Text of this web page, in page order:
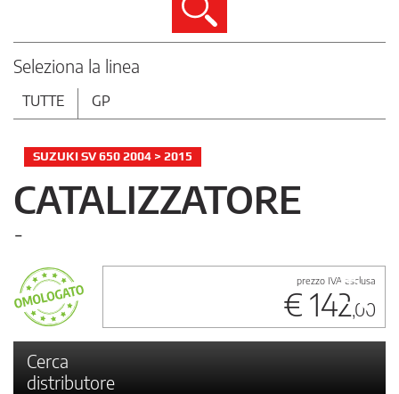
Cerca
Seleziona la linea
TUTTE GP
SUZUKI SV 650 2004 > 2015
CATALIZZATORE
-
prezzo IVA esclusa
€ 142,00
Cerca
distributore